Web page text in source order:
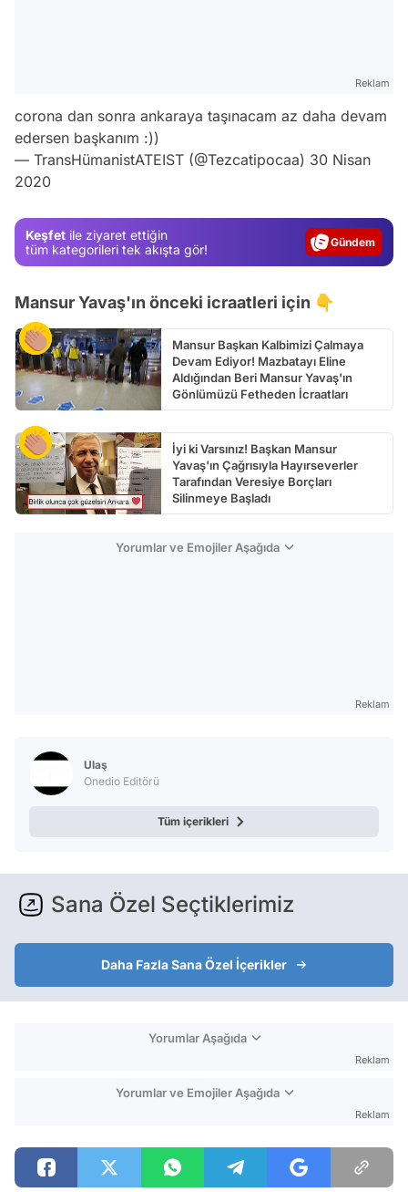
Reklam
corona dan sonra ankaraya taşınacam az daha devam
edersen başkanım :))
— TransHümanistATEIST (@Tezcatipocaa) 30 Nisan
2020
Keşfet ile ziyaret ettiğin
tüm kategorileri tek akışta gör!
Gündem
Test
Mansur Yavaş'ın önceki icraatleri için 👇
Mansur Başkan Kalbimizi Çalmaya
Devam Ediyor! Mazbatayı Eline
Aldığından Beri Mansur Yavaş'ın
Gönlümüzü Fetheden İcraatları
İyi ki Varsınız! Başkan Mansur
Yavaş'ın Çağrısıyla Hayırseverler
Tarafından Veresiye Borçları
Silinmeye Başladı
Yorumlar ve Emojiler Aşağıda
Reklam
Ulaş
Onedio Editörü
Tüm içerikleri
Sana Özel Seçtiklerimiz
Daha Fazla Sana Özel İçerikler
Yorumlar Aşağıda
Reklam
Yorumlar ve Emojiler Aşağıda
Reklam